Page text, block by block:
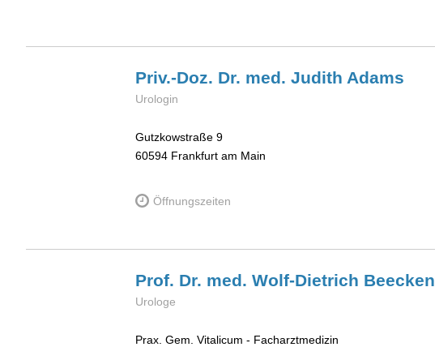
Priv.-Doz. Dr. med. Judith Adams
Urologin
Gutzkowstraße 9
60594 Frankfurt am Main
Öffnungszeiten
Prof. Dr. med. Wolf-Dietrich Beecken
Urologe
Prax. Gem. Vitalicum - Facharztmedizin